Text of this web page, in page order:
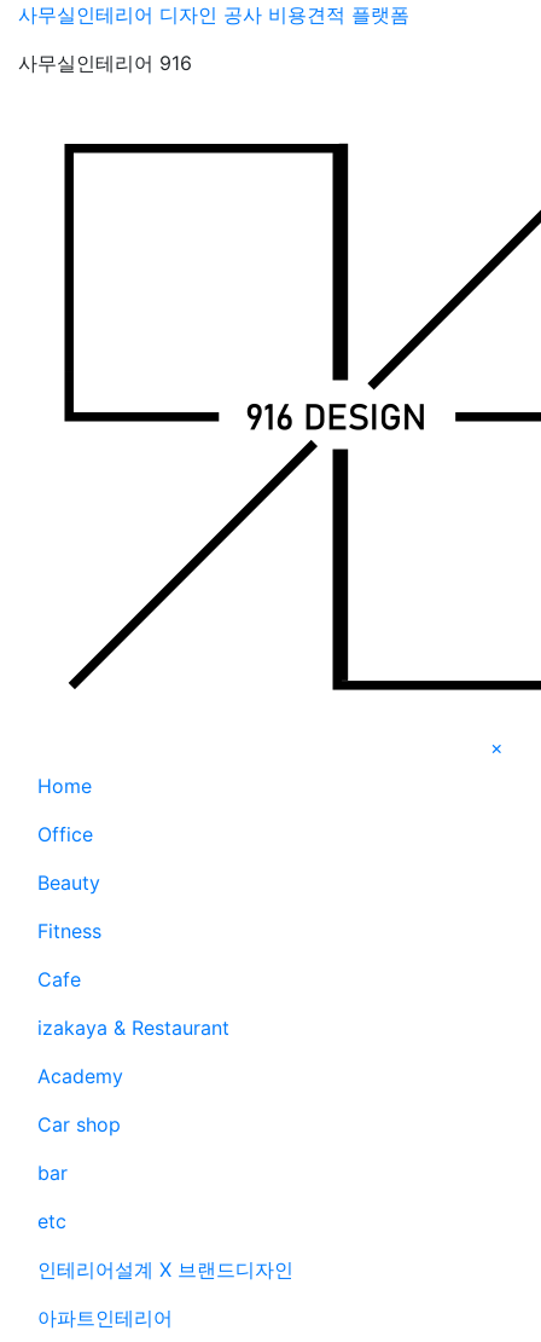
Skip
content
사무실인테리어 디자인 공사 비용견적 플랫폼
사무실인테리어 916
×
Home
Office
Beauty
Fitness
Cafe
izakaya & Restaurant
Academy
Car shop
bar
etc
인테리어설계 X 브랜드디자인
아파트인테리어